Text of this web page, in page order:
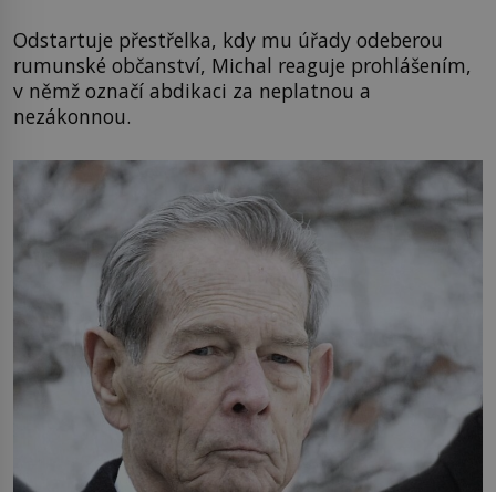
Odstartuje přestřelka, kdy mu úřady odeberou
rumunské občanství, Michal reaguje prohlášením,
v němž označí abdikaci za neplatnou a
nezákonnou.